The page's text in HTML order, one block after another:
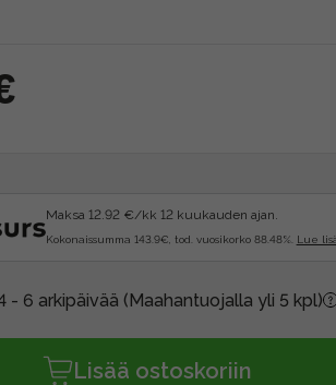
Maksa 12.92 €/kk 12 kuukauden ajan.
Kokonaissumma 143.9€, tod. vuosikorko 88.48%. Lue
- 6 arkipäivää (Maahantuojalla yli 5 kpl)
Lisää ostoskoriin